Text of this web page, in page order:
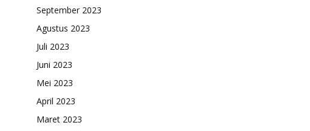
September 2023
Agustus 2023
Juli 2023
Juni 2023
Mei 2023
April 2023
Maret 2023